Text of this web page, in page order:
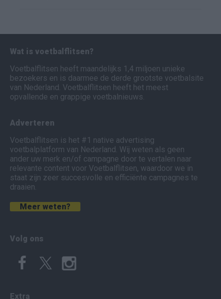
Wat is voetbalflitsen?
Voetbalflitsen heeft maandelijks 1,4 miljoen unieke
bezoekers en is daarmee de derde grootste voetbalsite
van Nederland. Voetbalflitsen heeft het meest
opvallende en grappige voetbalnieuws.
Adverteren
Voetbalflitsen is het #1 native advertising
voetbalplatform van Nederland. Wij weten als geen
ander uw merk en/of campagne door te vertalen naar
relevante content voor Voetbalflitsen, waardoor we in
staat zijn zeer succesvolle en efficiënte campagnes te
draaien.
Meer weten?
Volg ons
Extra